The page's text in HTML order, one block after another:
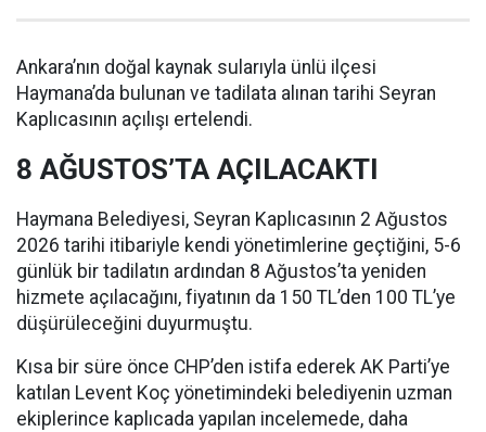
Ankara’nın doğal kaynak sularıyla ünlü ilçesi
Haymana’da bulunan ve tadilata alınan tarihi Seyran
Kaplıcasının açılışı ertelendi.
8 AĞUSTOS’TA AÇILACAKTI
Haymana Belediyesi, Seyran Kaplıcasının 2 Ağustos
2026 tarihi itibariyle kendi yönetimlerine geçtiğini, 5-6
günlük bir tadilatın ardından 8 Ağustos’ta yeniden
hizmete açılacağını, fiyatının da 150 TL’den 100 TL’ye
düşürüleceğini duyurmuştu.
Kısa bir süre önce CHP’den istifa ederek AK Parti’ye
katılan Levent Koç yönetimindeki belediyenin uzman
ekiplerince kaplıcada yapılan incelemede, daha